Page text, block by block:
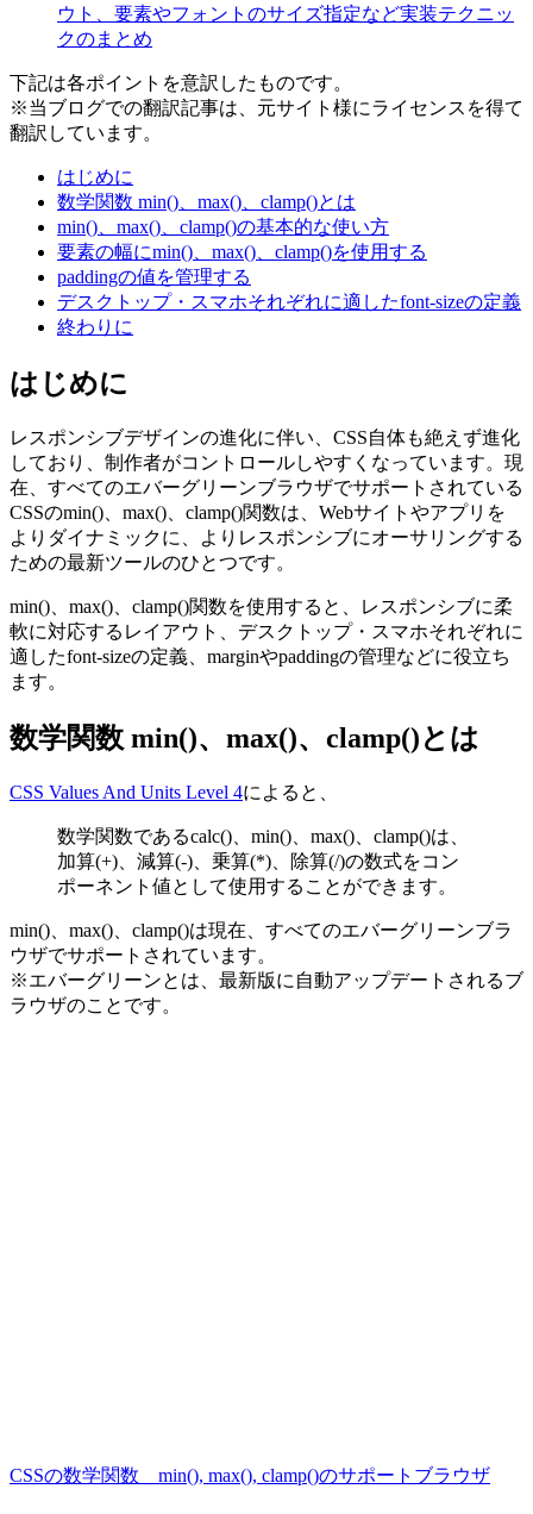
ウト、要素やフォントのサイズ指定など実装テクニッ
クのまとめ
下記は各ポイントを意訳したものです。
※当ブログでの翻訳記事は、元サイト様にライセンスを得て
翻訳しています。
はじめに
数学関数 min()、max()、clamp()とは
min()、max()、clamp()の基本的な使い方
要素の幅にmin()、max()、clamp()を使用する
paddingの値を管理する
デスクトップ・スマホそれぞれに適したfont-sizeの定義
終わりに
はじめに
レスポンシブデザインの進化に伴い、CSS自体も絶えず進化
しており、制作者がコントロールしやすくなっています。現
在、すべてのエバーグリーンブラウザでサポートされている
CSSのmin() max() clamp()関数は、Webサイトやアプリを
よりダイナミックに、よりレスポンシブにオーサリングする
ための最新ツールのひとつです。
min() max() clamp()関数を使用すると、レスポンシブに柔
軟に対応するレイアウト、デスクトップ・スマホそれぞれに
適したfont-sizeの定義、 marginやpaddingの管理などに役立ち
ます。
数学関数 min()、max()、clamp()とは
CSS Values And Units Level 4によると、
数学関数であるcalc() min() max() clamp()は、
加算(+)、減算(-)、乗算(*)、除算(/)の数式をコン
ポーネント値として使用することができます。
min() max() clamp()は現在、すべてのエバーグリーンブラ
ウザでサポートされています。
※エバーグリーンとは、最新版に自動アップデートされるブ
ラウザのことです。
CSSの数学関数 min(), max(), clamp()のサポートブラウザ